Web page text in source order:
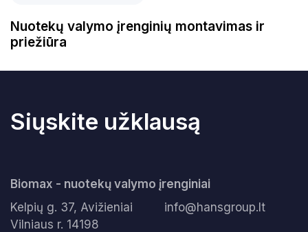
t
a
s
s
a
i
n
s
Nuotekų valymo įrenginių montavimas ir
priežiūra
Siųskite užklausą
Biomax - nuotekų valymo įrenginiai
Kelpių g. 37, Avižieniai
Vilniaus r. 14198
info@hansgroup.lt